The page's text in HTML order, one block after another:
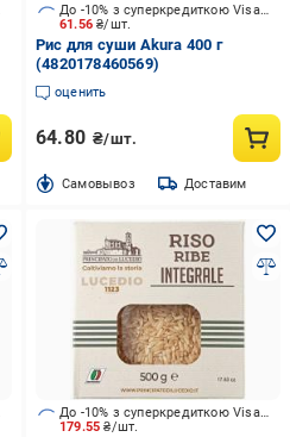
61.56₴/шт.
До -10% з суперкредиткою Visa Вигода
Рис для суши Akura 400 г
(4820178460569)
оценить
64.80 ₴/шт.
Cамовывоз Доставим
179.55₴/шт.
До -10% з суперкредиткою Visa Вигода